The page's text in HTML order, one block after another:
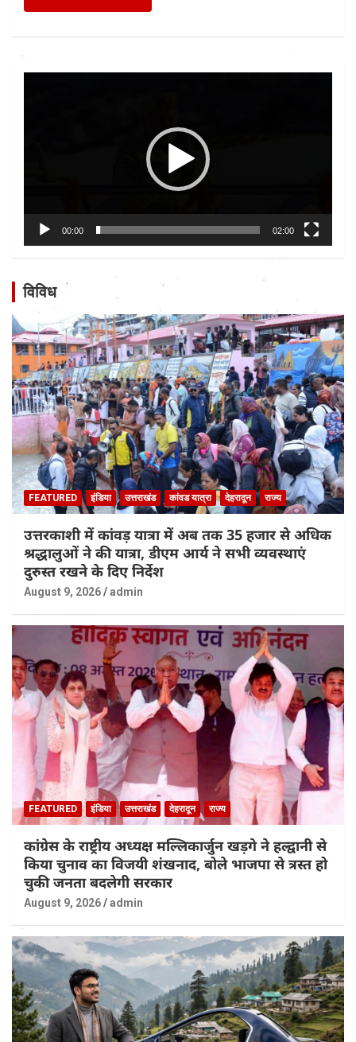
00:00 02:00
विविध
FEATURED इंडिया उत्तराखंड कांवड यात्रा देहरादून राज्य
उत्तरकाशी में कांवड़ यात्रा में अब तक 35 हजार से अधिक
श्रद्धालुओं ने की यात्रा, डीएम आर्य ने सभी व्यवस्थाएं
दुरुस्त रखने के दिए निर्देश
August 9, 2026 admin
FEATURED इंडिया उत्तराखंड देहरादून राज्य
कांग्रेस के राष्ट्रीय अध्यक्ष मल्लिकार्जुन खड़गे ने हल्द्वानी से
किया चुनाव का विजयी शंखनाद, बोले भाजपा से त्रस्त हो
चुकी जनता बदलेगी सरकार
August 9, 2026 admin